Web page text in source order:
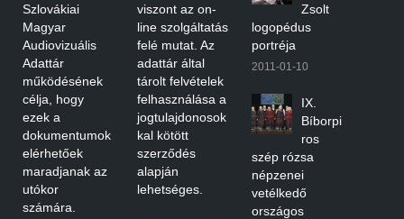
Szlovákiai
Magyar
Audiovizuális
Adattár
működésének
célja, hogy
ezek a
dokumentumok
elérhetőek
maradjanak az
utókor
számára.
viszont az on-
line szolgáltatás
felé mutat. Az
adattár által
tárolt felvételek
felhasználása a
jogtulajdonosok
kal kötött
szerződés
alapján
lehetséges.
Zsolt
logopédus
portréja
2011-01-10
IX.
Bíborpi
ros
szép rózsa
népzenei
vetélkedő
országos